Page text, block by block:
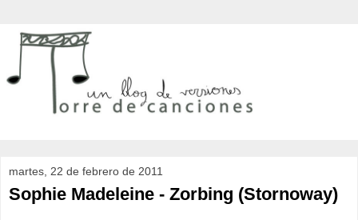
martes, 22 de febrero de 2011
Sophie Madeleine - Zorbing (Stornoway)